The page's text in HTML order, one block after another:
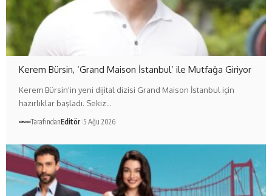
Kerem Bürsin, ‘Grand Maison İstanbul’ ile Mutfağa Giriyor
Kerem Bürsin'in yeni dijital dizisi Grand Maison İstanbul için
hazırlıklar başladı. Sekiz…
TarafındanEditör 5 Ağu 2026